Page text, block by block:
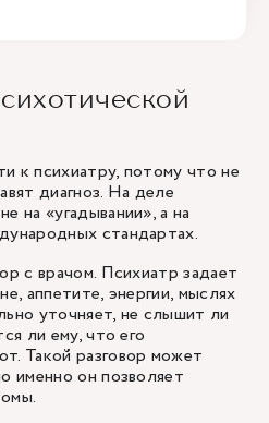
к психиатру, потому что не
диагноз. На деле
на «угадывании», а на
стандартах.
с врачом. Психиатр задает
аппетите, энергии, мыслях
уточняет, не слышит ли
ли ему, что его
Такой разговор может
именно он позволяет